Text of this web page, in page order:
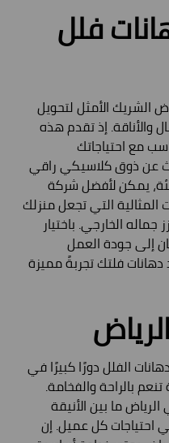
فلل
الشريك الأمثل لتحويل
والأناقة. إذ تقدم هذه
مع احتياجاتك
عن ذوق كلاسيكي راقي
يمكن لأفضل شركة
المثالية التي تجعل منزلك
الخارجي. باختيار
إلى جودة العمل
دهانات فلتك تجربةً مميزة
الفلل دورًا كبيرًا في
بالراحة والفخامة.
ما بين الأنيقة
احتياجات كل عميل. إن